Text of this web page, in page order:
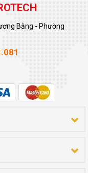
Bằng - Phường